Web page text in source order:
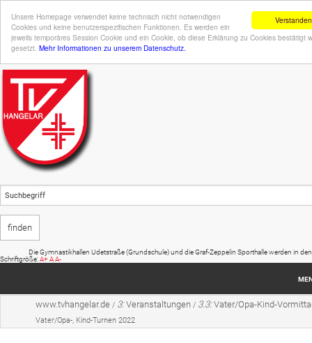
Verstanden
Unsere Homepage verwendet keine technisch nicht notwendigen
Cookies und keine benutzerspezifischen Funktionen. Es werden ein
jeweils temporäres Session Cookie und ein Cookie, ob diese Erklärung zu Cookies bestätigt
gesetzt. Mehr Informationen zu unserem Datenschutz.
Die Gymnastikhallen Udetstraße (Grundschule) und die Graf-Zeppelin Sporthalle werden in den
Schriftgröße:A+AA-
Startseitewww.tvhangelar.de / 3:Veranstaltungen / 3.3:Vater/Opa-Kind-
Vater/Opa-, Kind-Turnen 2022